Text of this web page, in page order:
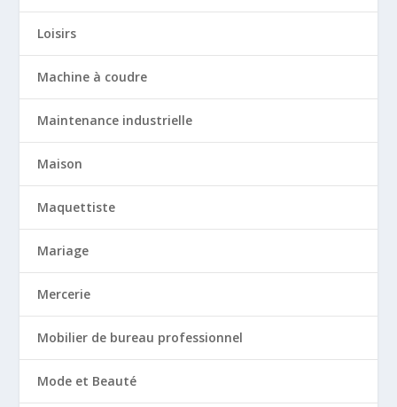
Loisirs
Machine à coudre
Maintenance industrielle
Maison
Maquettiste
Mariage
Mercerie
Mobilier de bureau professionnel
Mode et Beauté